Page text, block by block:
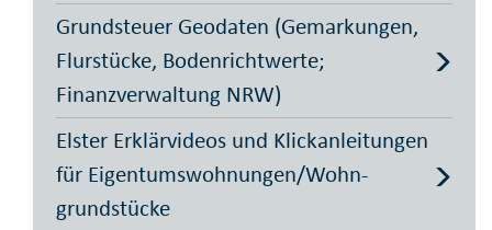
Grundsteuer Geodaten (Gemarkungen,
Flurstücke, Bodenrichtwerte;
Finanzverwaltung NRW)
Elster Erklärvideos und Klickan­leitungen
für Eigentums­wohnungen/Wohn­
grundstücke